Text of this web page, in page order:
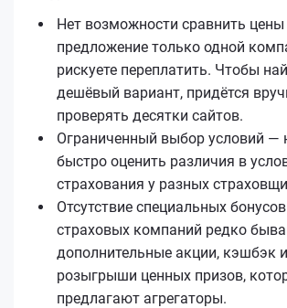
Нет возможности сравнить
предложение только одной
рискуете переплатить. Чтобы
дешёвый вариант, придётся
проверять десятки сайтов.
Ограниченный выбор условий —
быстро оценить различия в
страхования у разных
Отсутствие специальных
страховых компаний редко
дополнительные акции, кэшбэк
розыгрыши ценных призов,
предлагают агрегаторы.